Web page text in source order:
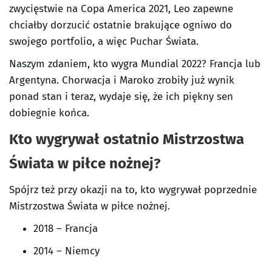
zwycięstwie na Copa America 2021, Leo zapewne
chciałby dorzucić ostatnie brakujące ogniwo do
swojego portfolio, a więc Puchar Świata.
Naszym zdaniem, kto wygra Mundial 2022? Francja lub
Argentyna. Chorwacja i Maroko zrobiły już wynik
ponad stan i teraz, wydaje się, że ich piękny sen
dobiegnie końca.
Kto wygrywał ostatnio Mistrzostwa
Świata w piłce nożnej?
Spójrz też przy okazji na to, kto wygrywał poprzednie
Mistrzostwa Świata w piłce nożnej.
2018 – Francja
2014 – Niemcy